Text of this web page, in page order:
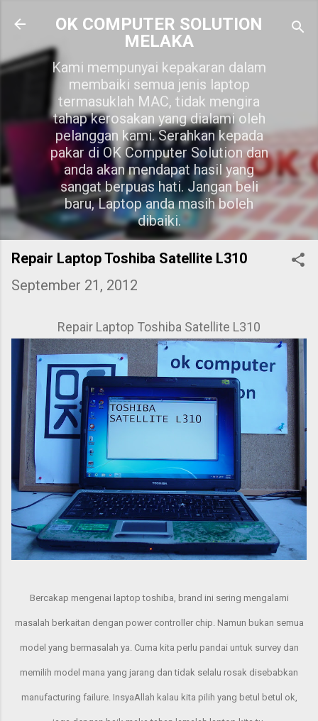
Skip to main content
OK COMPUTER SOLUTION
MELAKA
Kami mempunyai kepakaran dalam
membaiki semua jenis laptop
termasuklah MAC, tidak mengira
tahap kerosakan yang dialami oleh
pelanggan kami. Serahkan kepada
pakar di OK Computer Solution dan
anda akan mendapat hasil yang
sangat berpuas hati. Jangan beli
baru, Laptop anda masih boleh
dibaiki.
Repair Laptop Toshiba Satellite L310
September 21, 2012
Repair Laptop Toshiba Satellite L310
Bercakap mengenai laptop toshiba, brand ini sering mengalami
masalah berkaitan dengan power controller chip. Namun bukan semua
model yang bermasalah ya. Cuma kita perlu pandai untuk survey dan
memilih model mana yang jarang dan tidak selalu rosak disebabkan
manufacturing failure. InsyaAllah kalau kita pilih yang betul betul ok,